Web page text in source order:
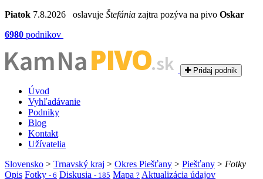
Piatok 7.8.2026 oslavuje Štefánia zajtra pozýva na pivo Oskar
6980 podnikov
Kam NaPIVO.sk Pridaj podnik
Úvod
Vyhľadávanie
Podniky
Blog
Kontakt
Užívatelia
Slovensko > Trnavský kraj > Okres Piešťany > Piešťany > Fotky
Opis Fotky - 6 Diskusia - 185 Mapa ? Aktualizácia údajov